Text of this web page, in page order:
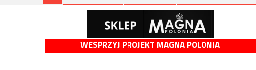
WESPRZYJ PROJEKT MAGNA POLONIA